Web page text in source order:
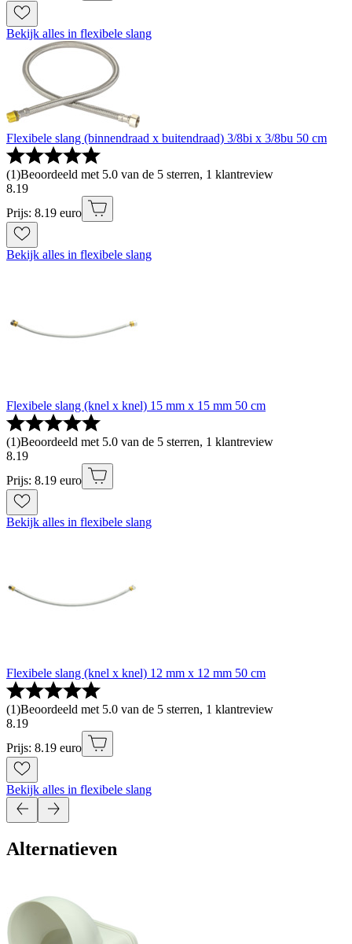
Bekijk alles in flexibele slang
Flexibele slang (binnendraad x buitendraad) 3/8bi x 3/8bu 50 cm
(1)Beoordeeld met 5.0 van de 5 sterren, 1 klantreview
8.19
Prijs: 8.19 euro
Bekijk alles in flexibele slang
Flexibele slang (knel x knel) 15 mm x 15 mm 50 cm
(1)Beoordeeld met 5.0 van de 5 sterren, 1 klantreview
8.19
Prijs: 8.19 euro
Bekijk alles in flexibele slang
Flexibele slang (knel x knel) 12 mm x 12 mm 50 cm
(1)Beoordeeld met 5.0 van de 5 sterren, 1 klantreview
8.19
Prijs: 8.19 euro
Bekijk alles in flexibele slang
Alternatieven